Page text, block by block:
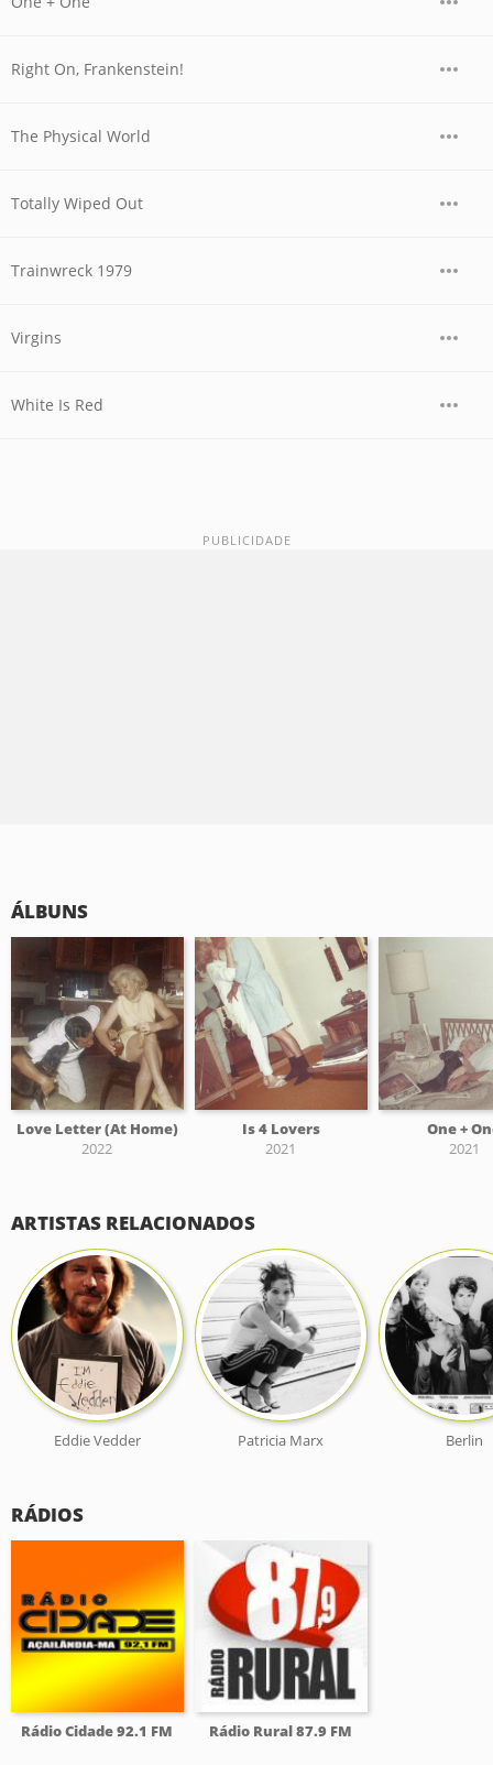
Right On, Frankenstein!
The Physical World
Totally Wiped Out
Trainwreck 1979
Virgins
White Is Red
ÁLBUNS
Love Letter (At Home)
2022
Is 4 Lovers
2021
One +
2021
ARTISTAS RELACIONADOS
Eddie Vedder Patricia Marx Berlin
RÁDIOS
Rádio Cidade 92.1 FM Rádio Rural 87.9 FM